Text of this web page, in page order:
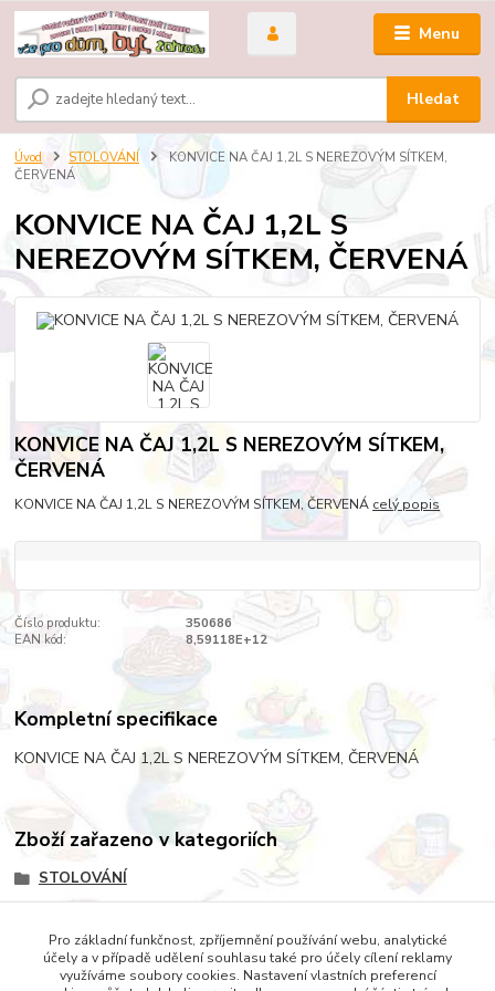
Menu
Hledat
Úvod STOLOVÁNÍ
KONVICE NA ČAJ 1,2L S NEREZOVÝM SÍTKEM,
ČERVENÁ
KONVICE NA ČAJ 1,2L S
NEREZOVÝM SÍTKEM, ČERVENÁ
KONVICE NA ČAJ 1,2L S NEREZOVÝM SÍTKEM,
ČERVENÁ
KONVICE NA ČAJ 1,2L S NEREZOVÝM SÍTKEM, ČERVENÁ celý popis
Číslo produktu:
350686
EAN kód:
8,59118E+12
Kompletní specifikace
KONVICE NA ČAJ 1,2L S NEREZOVÝM SÍTKEM, ČERVENÁ
Zboží zařazeno v kategoriích
STOLOVÁNÍ
KONVICE
Pro základní funkčnost, zpříjemnění používání webu, analytické
účely a v případě udělení souhlasu také pro účely cílení reklamy
využíváme soubory cookies. Nastavení vlastních preferencí